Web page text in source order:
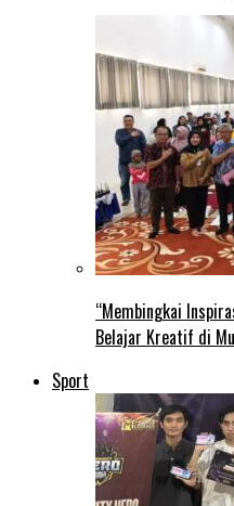
“Membingkai
Belajar Kreatif di
Sport